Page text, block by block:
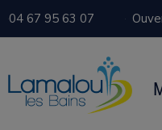
04 67 95 63 07